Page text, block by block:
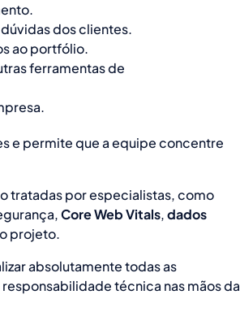
dos clientes.
ao portfólio.
ferramentas de
e permite que a equipe concentre
tratadas por especialistas, como
Core Web Vitals,dados
projeto.
absolutamente todas as
técnica nas mãos da